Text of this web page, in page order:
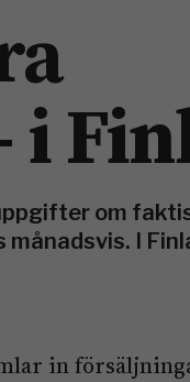
i
om
I
in